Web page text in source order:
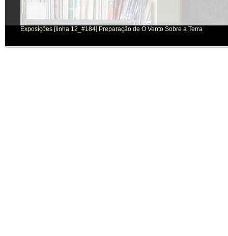
Exposições [linha 12_#184] Preparação de O Vento Sobre a Terra